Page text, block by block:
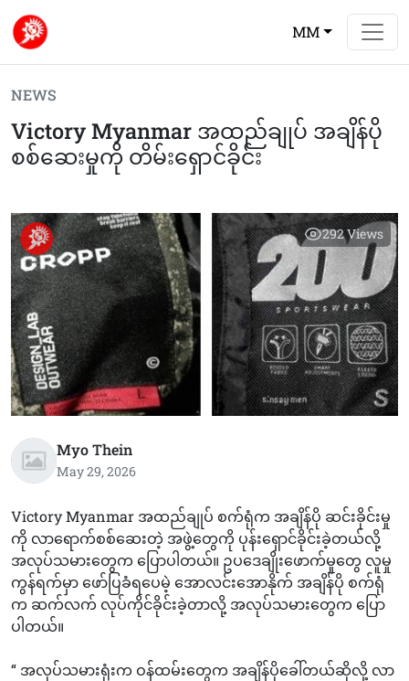
MM
NEWS
Victory Myanmar အထည်ချုပ် အချိန်ပို
စစ်ဆေးမှုကို တိမ်းရှောင်ခိုင်း
292Views
Myo Thein
May 29, 2026
Victory Myanmar အထည်ချုပ် စက်ရုံက အချိန်ပို ဆင်းခိုင်းမှု
ကို လာရောက်စစ်ဆေးတဲ့ အဖွဲ့တွေကို ပုန်းရှောင်ခိုင်းခဲ့တယ်လို့
အလုပ်သမားတွေက ပြောပါတယ်။ ဥပဒေချိုးဖောက်မှုတွေ လူမှု
ကွန်ရက်မှာ ဖော်ပြခံရပေမဲ့ အောလင်းအောနိုက် အချိန်ပို စက်ရုံ
က ဆက်လက် လုပ်ကိုင်ခိုင်းခဲ့တာလို့ အလုပ်သမားတွေက ပြော
ပါတယ်။
“ အလုပ်သမားရုံးက ဝန်ထမ်းတွေက အချိန်ပိုခေါ်တယ်ဆိုလို့ လာ